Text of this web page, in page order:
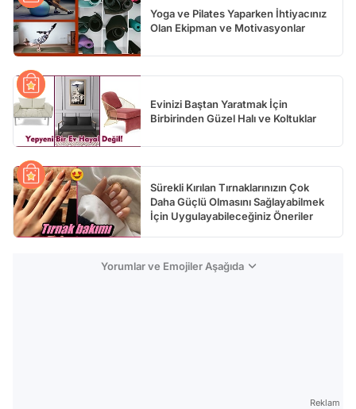
Yoga ve Pilates Yaparken İhtiyacınız
Olan Ekipman ve Motivasyonlar
Evinizi Baştan Yaratmak İçin
Birbirinden Güzel Halı ve Koltuklar
Sürekli Kırılan Tırnaklarınızın Çok
Daha Güçlü Olmasını Sağlayabilmek
İçin Uygulayabileceğiniz Öneriler
Yorumlar ve Emojiler Aşağıda
Reklam